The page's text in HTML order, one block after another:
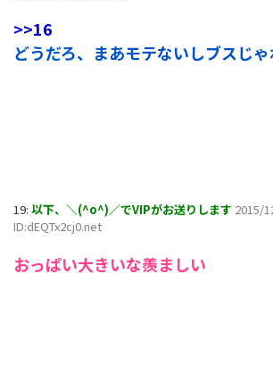
>>16
どうだろ、まあモテないしブスじゃ
19: 以下、＼(^o^)／でVIPがお送りします 2015/
ID:dEQTx2cj0.net
おっぱい大きいな羨ましい